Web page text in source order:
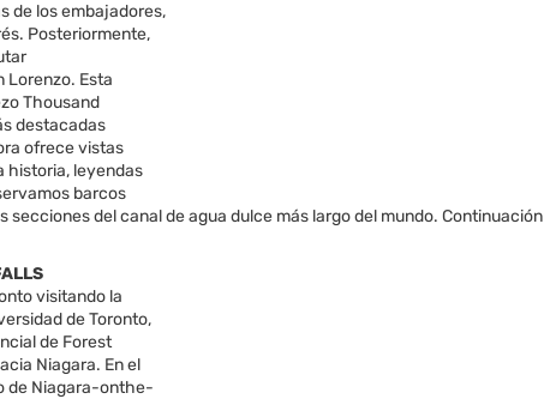
de los embajadores,
Posteriormente,
Lorenzo. Esta
Thousand
destacadas
ofrece vistas
historia, leyendas
barcos
secciones del canal de agua dulce más largo del mundo. Continuación
visitando la
de Toronto,
de Forest
Niagara. En el
de Niagara-onthe-